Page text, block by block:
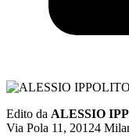
Edito da ALESSIO
Via Pola 11, 20124